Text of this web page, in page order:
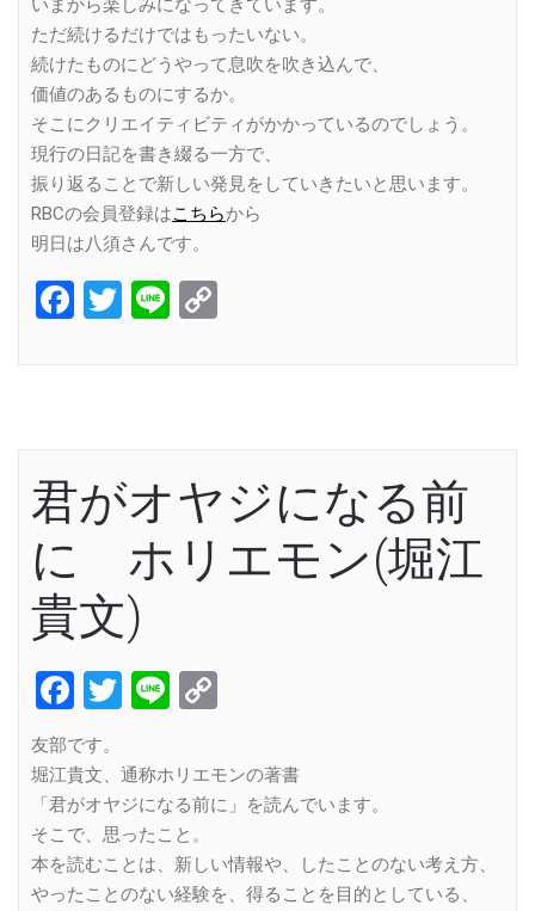
いまから楽しみになってきています。
ただ続けるだけではもったいない。
続けたものにどうやって息吹を吹き込んで、
価値のあるものにするか。
そこにクリエイティビティがかかっているのでしょう。
現行の日記を書き綴る一方で、
振り返ることで新しい発見をしていきたいと思います。
RBCの会員登録はこちらから
明日は八須さんです。
Facebook
Twitter
Line
君がオヤジになる前
に ホリエモン(堀江
貴文)
Facebook
Twitter
Line
友部です。
堀江貴文、通称ホリエモンの著書
「君がオヤジになる前に」を読んでいます。
そこで、思ったこと。
本を読むことは、新しい情報や、したことのない考え方、
やったことのない経験を、得ることを目的としている、